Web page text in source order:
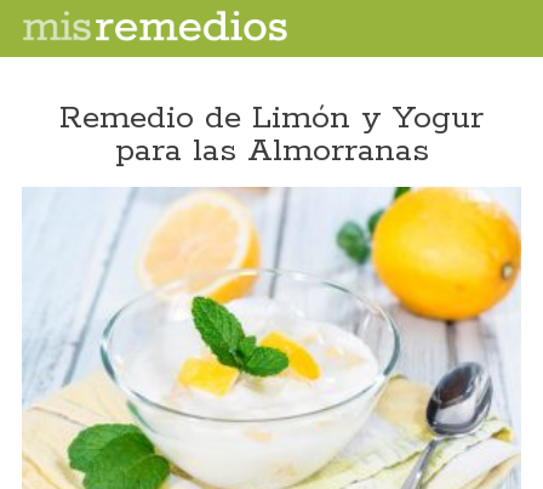
Remedio de Limón y Yogur
para las Almorranas